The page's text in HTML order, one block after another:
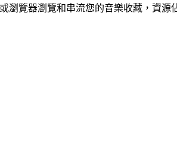
覽器瀏覽和串流您的音樂收藏，資源